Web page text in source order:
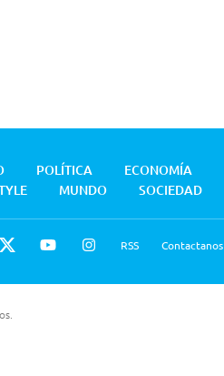
POLÍTICA ECONOMÍA
MUNDO SOCIEDAD
RSS Contactanos